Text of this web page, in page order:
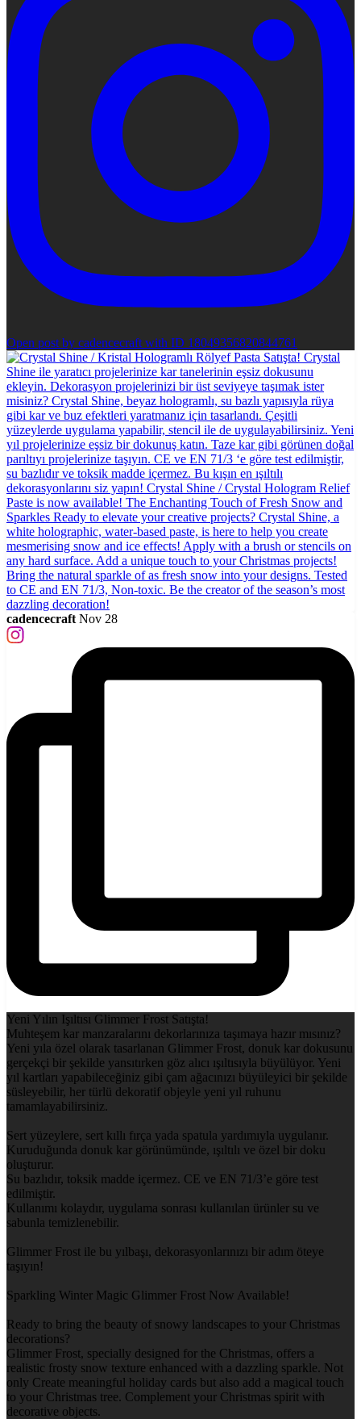
Open post by cadencecraft with ID 18049356820844761
cadencecraft Nov 28
Yeni Yılın Işıltısı Glimmer Frost Satışta!
Muhteşem kar manzaralarını dekorlarınıza taşımaya hazır mısınız?
Yeni yıla özel olarak tasarlanan Glimmer Frost, donuk kar dokusunu
gerçekçi bir şekilde yansıtırken göz alıcı ışıltısıyla büyülüyor. Yeni
yıl kartları yapabileceğiniz gibi çam ağacınızı büyüleyici bir şekilde
süsleyebilir, her türlü dekoratif objeyle yeni yıl ruhunu
tamamlayabilirsiniz.
Sert yüzeylere, sert kıllı fırça yada spatula yardımıyla uygulanır.
Kuruduğunda donuk kar görünümünde, ışıltılı ve özel bir doku
oluşturur.
Su bazlıdır, toksik madde içermez. CE ve EN 71/3’e göre test
edilmiştir.
Kullanımı kolaydır, uygulama sonrası kullanılan ürünler su ve
sabunla temizlenebilir.
Glimmer Frost ile bu yılbaşı, dekorasyonlarınızı bir adım öteye
taşıyın!
Sparkling Winter Magic Glimmer Frost Now Available!
Ready to bring the beauty of snowy landscapes to your Christmas
decorations?
Glimmer Frost, specially designed for the Christmas, offers a
realistic frosty snow texture enhanced with a dazzling sparkle. Not
only Create meaningful holiday cards but also add a magical touch
to your Christmas tree. Complement your Christmas spirit with
decorative objects.